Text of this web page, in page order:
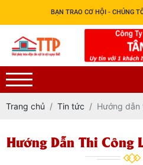
BẠN TRAO CƠ HỘI - CHÚNG
Trang chủ Tin tức Hướng dẫn
Hướng Dẫn Thi Công